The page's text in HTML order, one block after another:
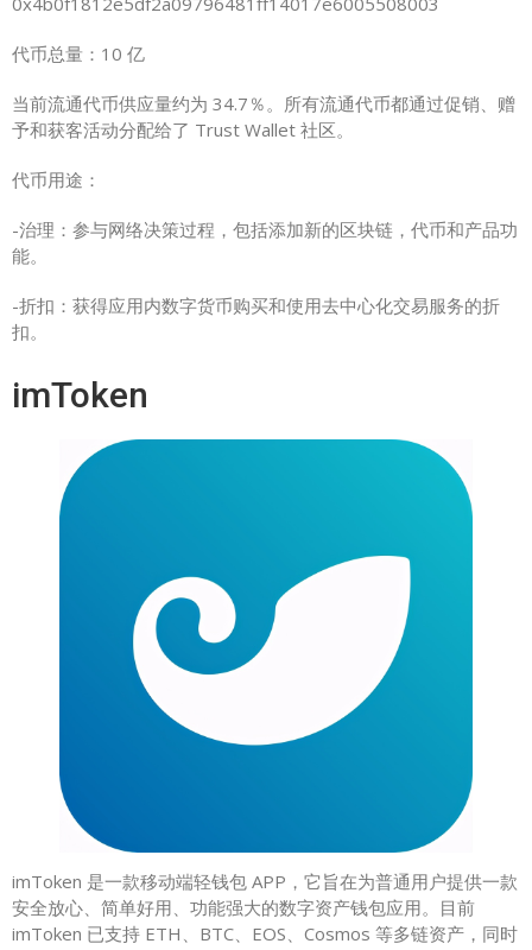
代币总量：10 亿
当前流通代币供应量约为 34.7％。所有流通代币都通过促销、赠
予和获客活动分配给了 Trust Wallet 社区。
代币用途：
-治理：参与网络决策过程，包括添加新的区块链，代币和产品功
能。
-折扣：获得应用内数字货币购买和使用去中心化交易服务的折
扣。
imToken
imToken 是一款移动端轻钱包 APP，它旨在为普通用户提供一款
安全放心、简单好用、功能强大的数字资产钱包应用。目前
imToken 已支持 ETH、BTC、EOS、Cosmos 等多链资产，同时